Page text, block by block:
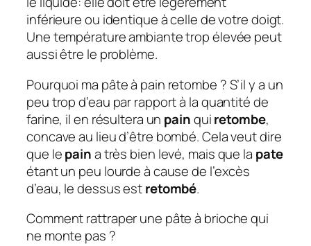
inférieure ou identique à celle de votre doigt.
Une température ambiante trop élevée peut
aussi être le problème.
Pourquoi ma pâte à pain retombe ? S’il y a un
peu trop d’eau par rapport à la quantité de
farine, il en résultera un painquiretombe,
concave au lieu d’être bombé. Cela veut dire
que lepaina très bien levé, mais que la pate
étant un peu lourde à cause de l’excès
d’eau, le dessus estretombé.
Comment rattraper une pâte à brioche qui
ne monte pas ?